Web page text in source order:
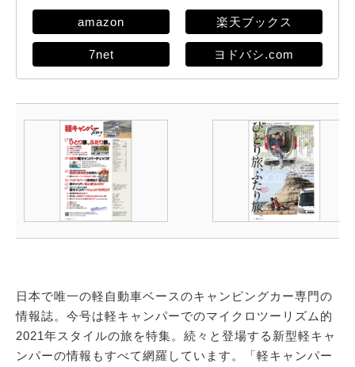
amazon 楽天ブックス
7net ヨドバシ.com
日本で唯一の軽自動車ベースのキャンピングカー専門の
情報誌。今号は軽キャンパーでのマイクロツーリズム的
2021年スタイルの旅を特集。続々と登場する新型軽キャ
ンパーの情報もすべて網羅しています。「軽キャンパー